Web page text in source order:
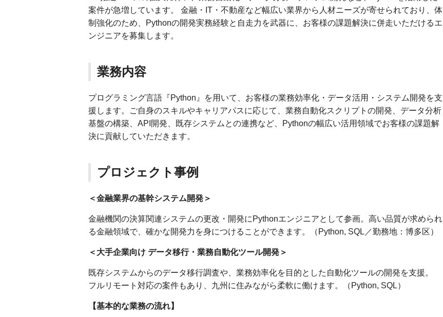
案件が急増しています。 金融・IT・不動産など幅広い業界から人材ニーズが寄せられており、体
制強化のため、Pythonの開発実務経験と自走力を武器に、お客様の課題解決に併走いただけるエ
ンジニアを募集します。
業務内容
プログラミング言語『Python』を用いて、お客様の業務効率化・データ活用・システム開発を支
援します。ご自身のスキルやキャリアパスに応じて、業務自動化スクリプトの開発、データ分析
基盤の構築、API開発、既存システムとの連携など、Pythonの幅広い活用領域でお客様の課題解
決に貢献していただきます。
プロジェクト事例
＜金融業界の基幹システム開発＞
金融機関の決算関連システムの更改・開発にPythonエンジニアとして参画。高い品質が求められ
る金融領域で、確かな開発力を身につけることができます。（Python, SQL／勤務地：博多区）
＜大手企業向け データ移行・業務自動化ツール開発＞
既存システムからのデータ移行調査や、業務効率化を目的とした自動化ツールの開発を支援。
フルリモート対応の案件もあり、九州に住みながら柔軟に働けます。（Python, SQL）
【基本的な業務の流れ】